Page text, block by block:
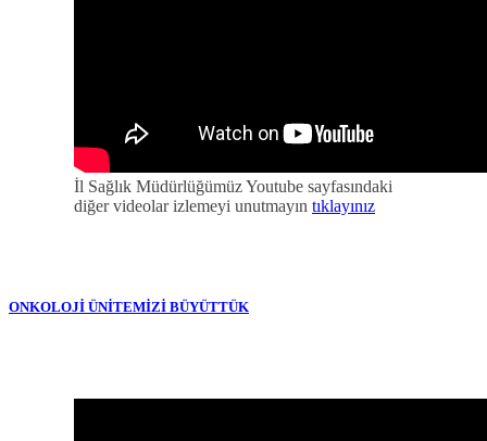
İl Sağlık Müdürlüğümüz Youtube sayfasındaki
diğer videolar izlemeyi unutmayın tıklayınız
ONKOLOJİ ÜNİTEMİZİ BÜYÜTTÜK